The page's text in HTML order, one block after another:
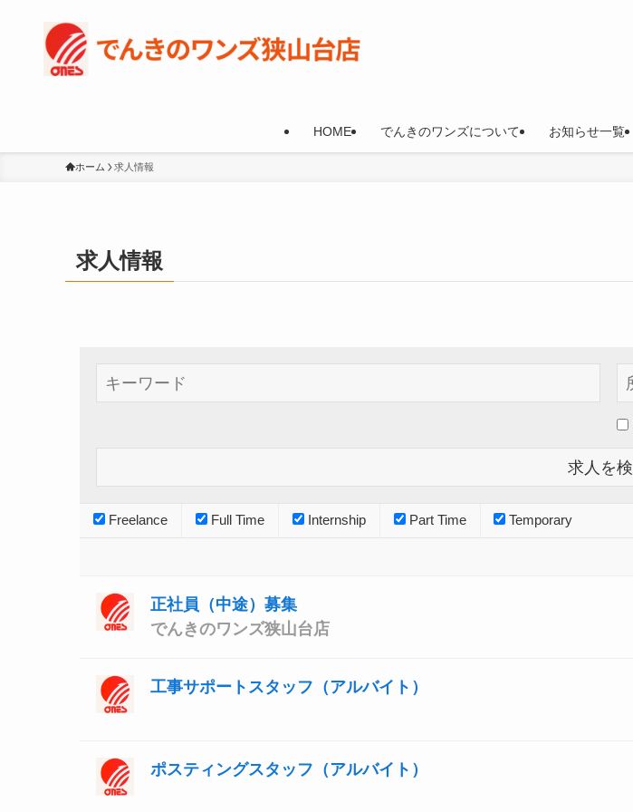
HOME でんきのワンズについて お知らせ一覧
ホーム 求人情報
求人情報
Freelance Full Time Internship Part Time Temporary
正社員（中途）募集
でんきのワンズ狭山台店
工事サポートスタッフ（アルバイト）
ポスティングスタッフ（アルバイト）